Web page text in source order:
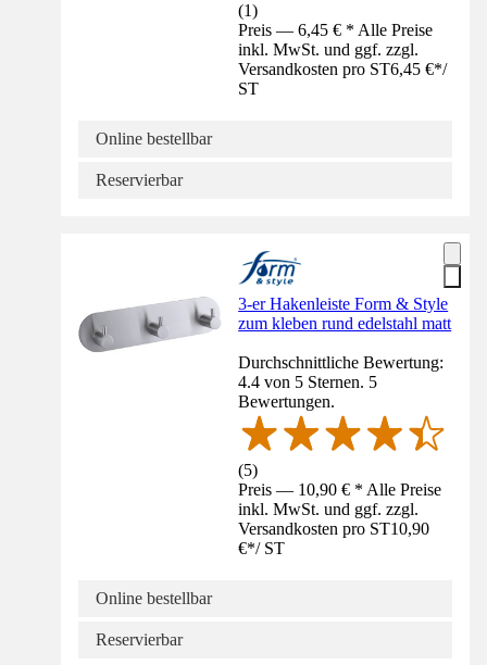
(1)
Preis — 6,45 € * Alle Preise
inkl. MwSt. und ggf. zzgl.
Versandkosten pro ST6,45 €*/
ST
Online bestellbar
Reservierbar
3-er Hakenleiste Form & Style
zum kleben rund edelstahl matt
Durchschnittliche Bewertung:
4.4 von 5 Sternen. 5
Bewertungen.
(5)
Preis — 10,90 € * Alle Preise
inkl. MwSt. und ggf. zzgl.
Versandkosten pro ST10,90
€*/ ST
Online bestellbar
Reservierbar